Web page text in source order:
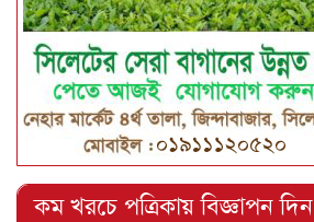
কম খরচে পত্রিকায় বিজ্ঞাপন দিন